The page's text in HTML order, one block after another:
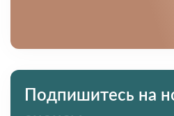
Подпишитесь на